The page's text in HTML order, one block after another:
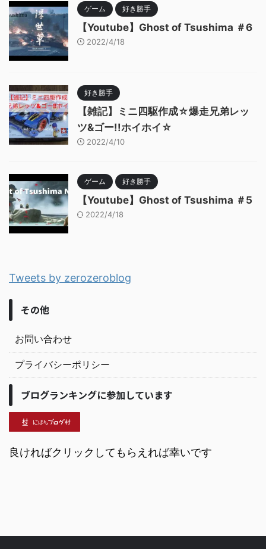
ゲーム 好き勝手
【Youtube】Ghost of Tsushima ＃6
2022/4/18
好き勝手
【雑記】ミニ四駆作成☆爆走兄弟レッ
ツ&ゴー!!ホイホイ☆
2022/4/10
ゲーム 好き勝手
【Youtube】Ghost of Tsushima ＃5
2022/4/18
Tweets by zerozeroblog
その他
お問い合わせ
プライバシーポリシー
ブログランキングに参加しています
良ければクリックしてもらえれば幸いです